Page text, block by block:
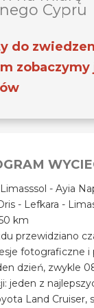
Cypru
do
zobaczymy
- Ayia
- Lefkara -
km
przewidziano
fotograficzne i
dzień, zwykle
jeden z
Land Cruiser,